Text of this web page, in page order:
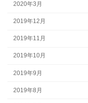
2020年3月
2019年12月
2019年11月
2019年10月
2019年9月
2019年8月